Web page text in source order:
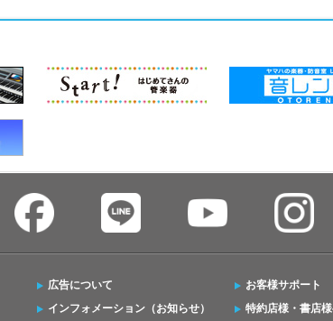
広告について
インフォメーション（お知らせ）
お客様サポート
特約店様・書店